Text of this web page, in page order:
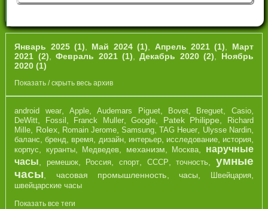
Январь 2025 (1) Май 2024 (1) Апрель 2021 (1)
Март
2021 (2) ,Февраль 2021 (1) ,Декабрь 2020 (2)
Ноябрь
2020 (1)
Показать / скрыть весь архив
android wear, Apple ,Audemars Piguet, Bovet, Breguet Casio,
DeWitt Fossil Franck Muller,Google Patek Philippe
Richard
Mille
Rolex, Romain Jerome,Samsung ,TAG Heuer Ulysse Nardin,
баланс ,бренд время дизайн, интерьер, исследование, история,
корпус куранты, Медведев механизм Москва
наручные
часы
ремешок, Россия ,спорт СССР ,точность
умные
часы
часовая промышленность ,часы Швейцария,
швейцарские часы
Показать все теги